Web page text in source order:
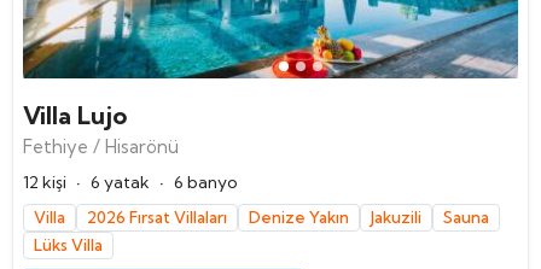
Villa Lujo
Fethiye / Hisarönü
12 kişi · 6 yatak · 6 banyo
Villa 2026 Fırsat Villaları Denize Yakın Jakuzili
Sauna
Lüks Villa